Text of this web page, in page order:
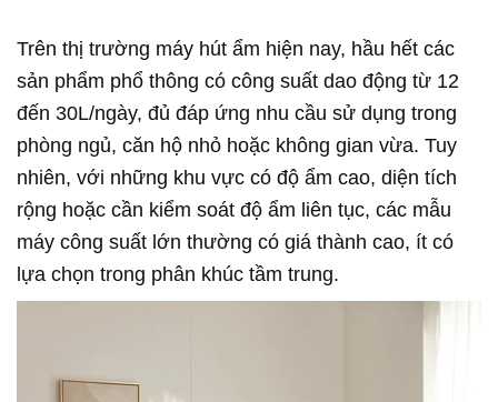
Trên thị trường máy hút ẩm hiện nay, hầu hết các
sản phẩm phổ thông có công suất dao động từ 12
đến 30L/ngày, đủ đáp ứng nhu cầu sử dụng trong
phòng ngủ, căn hộ nhỏ hoặc không gian vừa. Tuy
nhiên, với những khu vực có độ ẩm cao, diện tích
rộng hoặc cần kiểm soát độ ẩm liên tục, các mẫu
máy công suất lớn thường có giá thành cao, ít có
lựa chọn trong phân khúc tầm trung.